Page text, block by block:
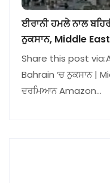
ਈਰਾਨੀ ਹਮਲੇ ਨਾਲ
ਨੁਕਸਾਨ, Middle
Share this post
Bahrain ‘ਚ ਨੁਕਸਾਨ |
ਦਰਮਿਆਨ Amazon…